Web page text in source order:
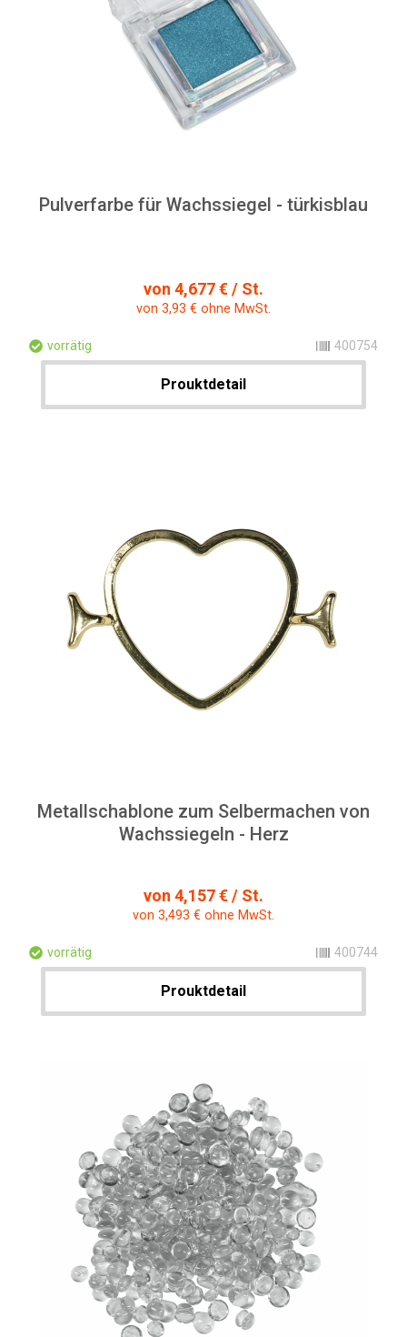
Pulverfarbe für Wachssiegel - türkisblau
von 4,677 € / St.
von 3,93 € ohne MwSt.
vorrätig 400754
Prouktdetail
Metallschablone zum Selbermachen von
Wachssiegeln - Herz
von 4,157 € / St.
von 3,493 € ohne MwSt.
vorrätig 400744
Prouktdetail